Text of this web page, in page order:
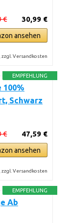
30,99 €
€
ansehen
zzgl. Versandkosten
EMPFEHLUNG
100%
Schwarz
47,59 €
€
ansehen
zzgl. Versandkosten
EMPFEHLUNG
Ab